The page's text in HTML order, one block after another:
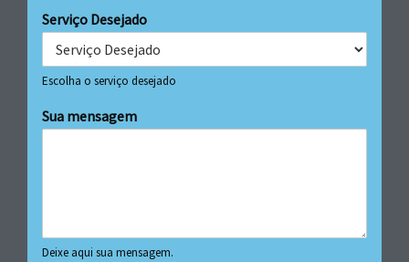
Serviço Desejado
Escolha o serviço desejado
Sua mensagem
Deixe aqui sua mensagem.